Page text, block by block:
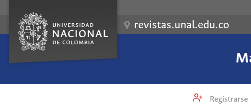
revistas.unal.edu.co
Registrarse